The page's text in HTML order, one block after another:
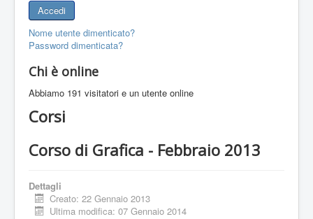
Accedi
Nome utente dimenticato?
Password dimenticata?
Chi è online
Abbiamo 191 visitatori e un utente online
Corsi
Corso di Grafica - Febbraio 2013
Dettagli
Creato: 22 Gennaio 2013
Ultima modifica: 07 Gennaio 2014